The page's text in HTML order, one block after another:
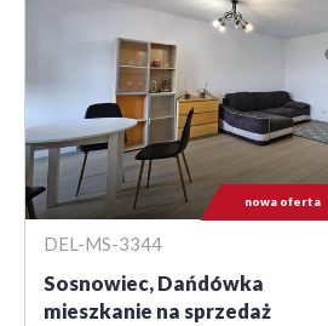
DEL-MS-3344
Sosnowiec, Dańdówka
mieszkanie na sprzedaż
nowa oferta